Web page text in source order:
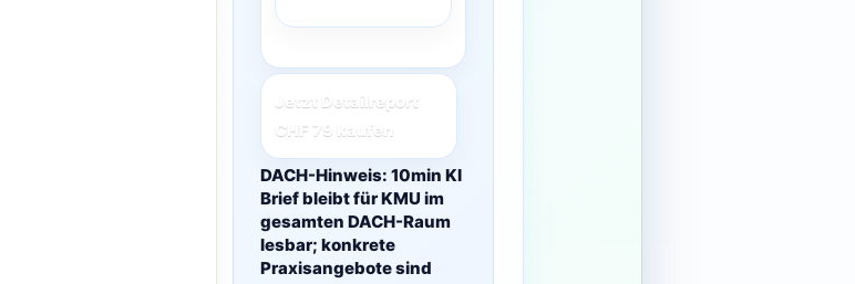
Jetzt Detailreport
CHF 79 kaufen
DACH-Hinweis: 10min KI
Brief bleibt für KMU im
gesamten DACH-Raum
lesbar; konkrete
Praxisangebote sind